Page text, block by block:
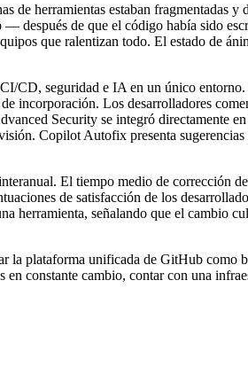
herramientas estaban fragmentadas
después de que el código había sido
que ralentizan todo. El estado de
seguridad e IA en un único
incorporación. Los desarrolladores
Security se integró directamente
Copilot Autofix presenta
El tiempo medio de corrección
de satisfacción de los
herramienta, señalando que el cambio
la plataforma unificada de GitHub
constante cambio, contar con una